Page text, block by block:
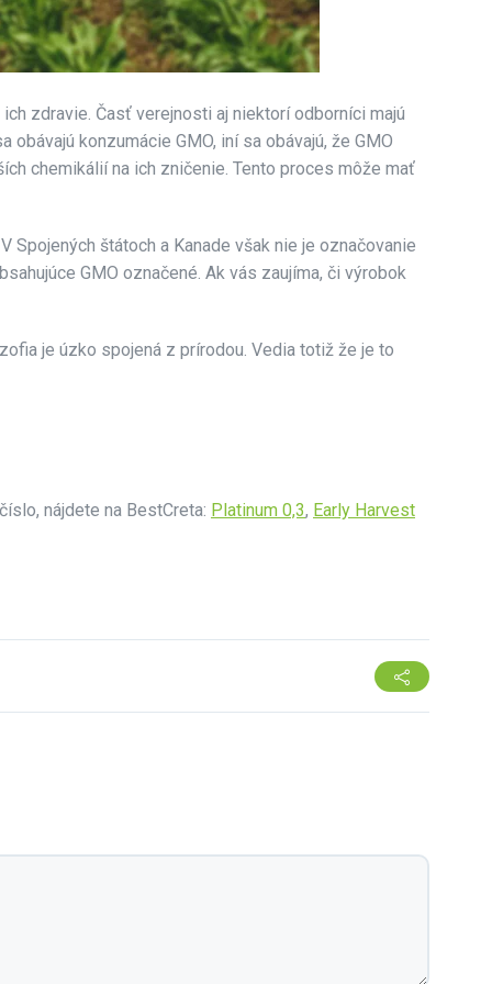
zdravie. Časť verejnosti aj niektorí odborníci majú
konzumácie GMO, iní sa obávajú, že GMO
chemikálií na ich zničenie. Tento proces môže mať
Spojených štátoch a Kanade však nie je označovanie
GMO označené. Ak vás zaujíma, či výrobok
je úzko spojená z prírodou. Vedia totiž že je to
nájdete na BestCreta: Platinum 0,3, Early Harvest